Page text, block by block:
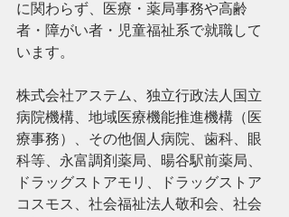
に関わらず、医療・薬局事務や高齢
者・障がい者・児童福祉系で就職して
います。
株式会社アステム、独立行政法人国立
病院機構、地域医療機能推進機構（医
療事務）、その他個人病院、歯科、眼
科等、永富調剤薬局、暘谷駅前薬局、
ドラッグストアモリ、ドラッグストア
コスモス、社会福祉法人敬和会、社会